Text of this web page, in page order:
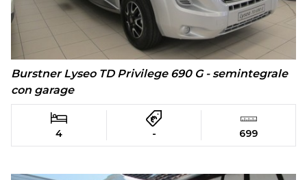
Burstner Lyseo TD Privilege 690 G - semintegrale
con garage
4 - 699